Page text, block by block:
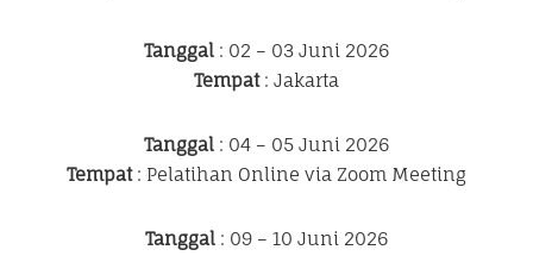
Tanggal : 02 – 03 Juni 2026
Tempat: Jakarta
Tanggal : 04 – 05 Juni 2026
Tempat: Pelatihan Online via Zoom Meeting
Tanggal : 09 – 10 Juni 2026